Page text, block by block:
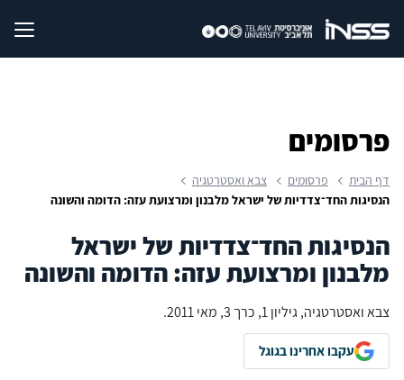
פרסומים
דף הבית פרסומים
צבא ואסטרטגיה
הנסיגות החד־צדדיות של ישראל מלבנון ומרצועת עזה: הדומה והשונה
הנסיגות החד־צדדיות של ישראל
מלבנון ומרצועת עזה: הדומה והשונה
צבא ואסטרטגיה, גיליון 1, כרך 3, מאי 2011.
עקבו אחרינו בגוגל